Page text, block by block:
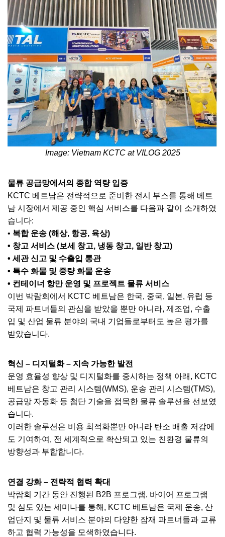
Image: Vietnam KCTC at VILOG 2025
물류 공급망에서의 종합 역량 입증
KCTC 베트남은 전략적으로 준비한 전시 부스를 통해 베트
남 시장에서 제공 중인 핵심 서비스를 다음과 같이 소개하였
습니다:
• 복합 운송 (해상, 항공, 육상)
• 창고 서비스 (보세 창고, 냉동 창고, 일반 창고)
• 세관 신고 및 수출입 통관
• 특수 화물 및 중량 화물 운송
• 컨테이너 항만 운영 및 프로젝트 물류 서비스
이번 박람회에서 KCTC 베트남은 한국, 중국, 일본, 유럽 등
국제 파트너들의 관심을 받았을 뿐만 아니라, 제조업, 수출
입 및 산업 물류 분야의 국내 기업들로부터도 높은 평가를
받았습니다.
혁신 – 디지털화 – 지속 가능한 발전
운영 효율성 향상 및 디지털화를 중시하는 정책 아래, KCTC
베트남은 창고 관리 시스템(WMS), 운송 관리 시스템(TMS),
공급망 자동화 등 첨단 기술을 접목한 물류 솔루션을 선보였
습니다.
이러한 솔루션은 비용 최적화뿐만 아니라 탄소 배출 저감에
도 기여하여, 전 세계적으로 확산되고 있는 친환경 물류의
방향성과 부합합니다.
연결 강화 – 전략적 협력 확대
박람회 기간 동안 진행된 B2B 프로그램, 바이어 프로그램
및 심도 있는 세미나를 통해, KCTC 베트남은 국제 운송, 산
업단지 및 물류 서비스 분야의 다양한 잠재 파트너들과 교류
하고 협력 가능성을 모색하였습니다.